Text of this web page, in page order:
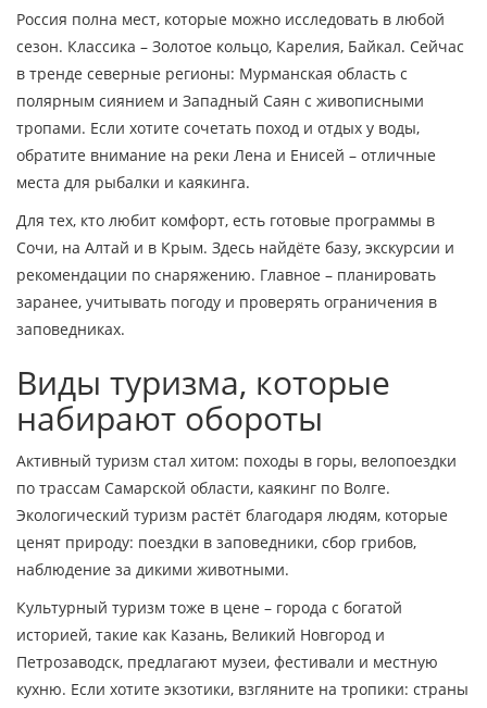
Россия полна мест, которые можно исследовать в любой
сезон. Классика – Золотое кольцо, Карелия, Байкал. Сейчас
в тренде северные регионы: Мурманская область с
полярным сиянием и Западный Саян с живописными
тропами. Если хотите сочетать поход и отдых у воды,
обратите внимание на реки Лена и Енисей – отличные
места для рыбалки и каякинга.
Для тех, кто любит комфорт, есть готовые программы в
Сочи, на Алтай и в Крым. Здесь найдёте базу, экскурсии и
рекомендации по снаряжению. Главное – планировать
заранее, учитывать погоду и проверять ограничения в
заповедниках.
Виды туризма, которые
набирают обороты
Активный туризм стал хитом: походы в горы, велопоездки
по трассам Самарской области, каякинг по Волге.
Экологический туризм растёт благодаря людям, которые
ценят природу: поездки в заповедники, сбор грибов,
наблюдение за дикими животными.
Культурный туризм тоже в цене – города с богатой
историей, такие как Казань, Великий Новгород и
Петрозаводск, предлагают музеи, фестивали и местную
кухню. Если хотите экзотики, взгляните на тропики: страны